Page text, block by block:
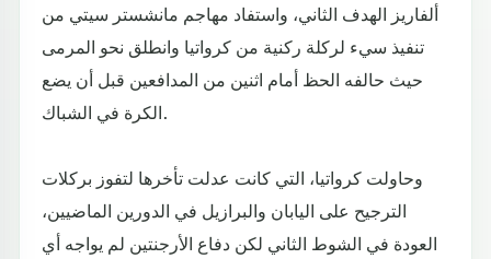
ألفاريز الهدف الثاني، واستفاد مهاجم مانشستر سيتي من
تنفيذ سيء لركلة ركنية من كرواتيا وانطلق نحو المرمى
حيث حالفه الحظ أمام اثنين من المدافعين قبل أن يضع
الكرة في الشباك.
وحاولت كرواتيا، التي كانت عدلت تأخرها لتفوز بركلات
الترجيح على اليابان والبرازيل في الدورين الماضيين،
العودة في الشوط الثاني لكن دفاع الأرجنتين لم يواجه أي